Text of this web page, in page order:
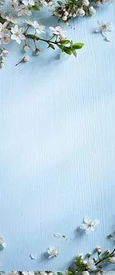
экология,